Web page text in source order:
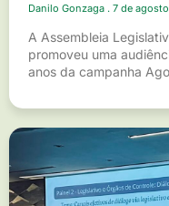
Danilo Gonzaga 7 de
A Assembleia
promoveu uma
anos da campanha